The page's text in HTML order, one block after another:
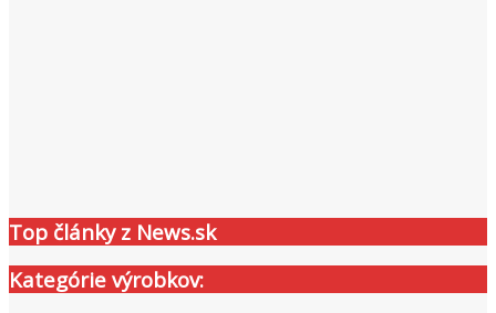
Top články z News.sk
Kategórie výrobkov: